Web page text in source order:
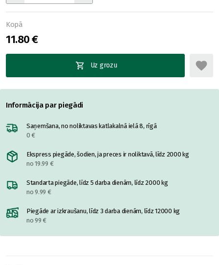
Kopā
11.80 €
Uz grozu
Informācija par piegādi
Saņemšana, no noliktavas katlakalnā ielā 8, rīgā
0 €
Ekspress piegāde, šodien, ja preces ir noliktavā, līdz 2000 kg
no 19.99 €
Standarta piegāde, līdz 5 darba dienām, līdz 2000 kg
no 9.99 €
Piegāde ar izkraušanu, līdz 3 darba dienām, līdz 12000 kg
no 99 €